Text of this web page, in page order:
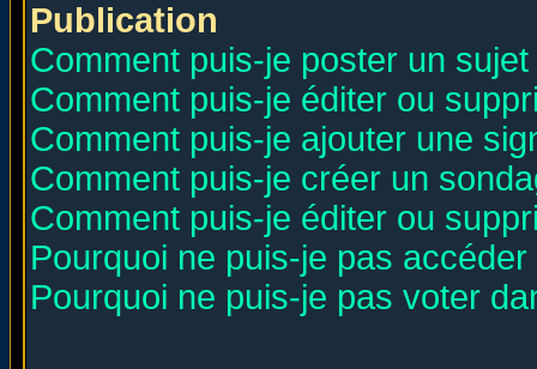
Publication
Comment puis-je poster un
Comment puis-je éditer ou
Comment puis-je ajouter une
Comment puis-je créer un
Comment puis-je éditer ou
Pourquoi ne puis-je pas
Pourquoi ne puis-je pas voter